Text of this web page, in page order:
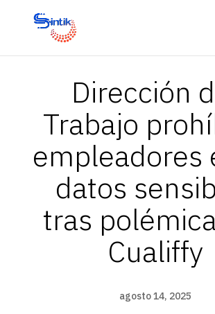
Dirección
Trabajo
empleadores
datos
tras
Cualiffy
agosto 14, 2025